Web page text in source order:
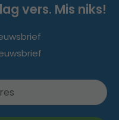
vers. Mis niks!